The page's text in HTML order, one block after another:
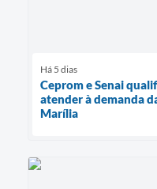
Há 5 dias
Ceprom e Senai
atender à demanda
Marília